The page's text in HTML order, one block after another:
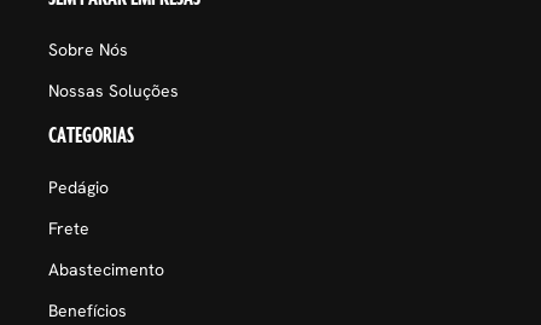
Sobre Nós
Nossas Soluções
CATEGORIAS
Pedágio
Frete
Abastecimento
Benefícios